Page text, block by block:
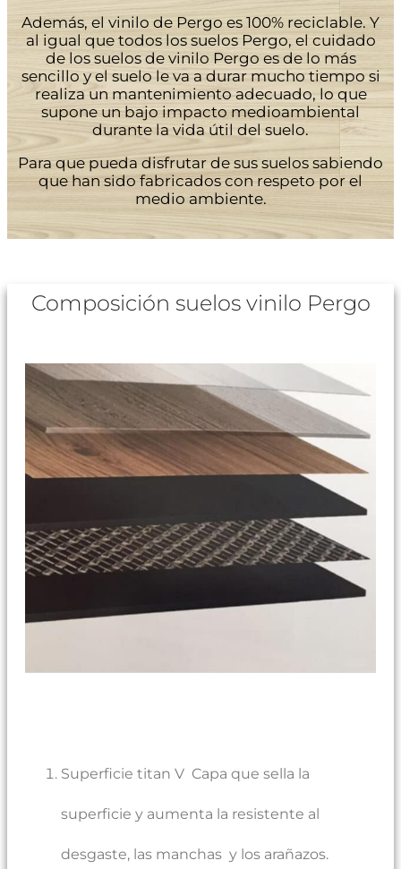
Además, el vinilo de Pergo es 100% reciclable. Y
al igual que todos los suelos Pergo, el cuidado
de los suelos de vinilo Pergo es de lo más
sencillo y el suelo le va a durar mucho tiempo si
realiza un mantenimiento adecuado, lo que
supone un bajo impacto medioambiental
durante la vida útil del suelo.
Para que pueda disfrutar de sus suelos sabiendo
que han sido fabricados con respeto por el
medio ambiente.
Composición suelos vinilo Pergo
Superficie titan V Capa que sella la
superficie y aumenta la resistente al
desgaste, las manchas y los arañazos.